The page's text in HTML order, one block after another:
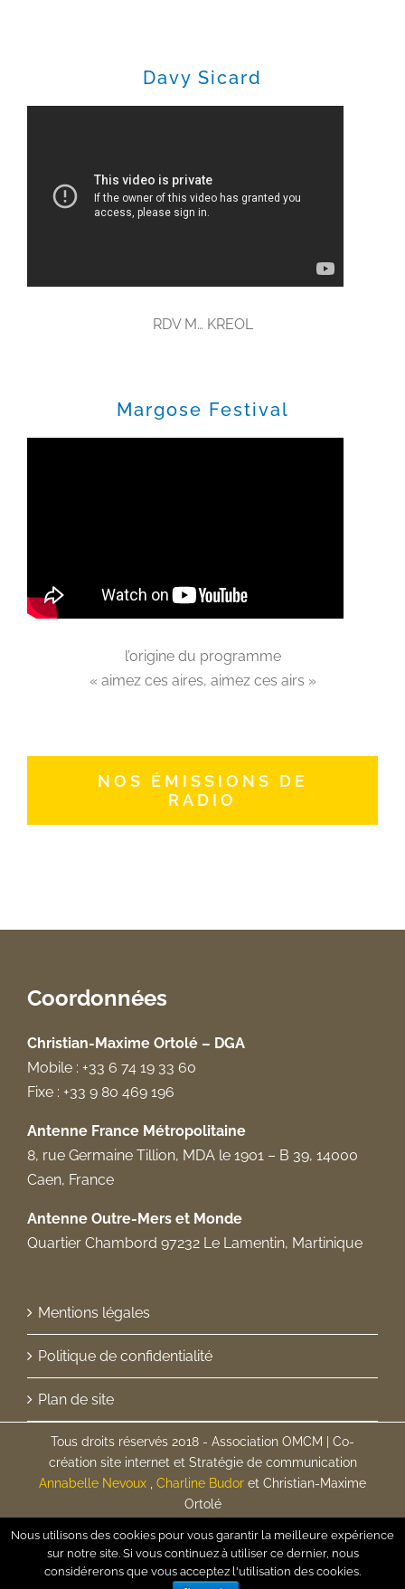
Davy Sicard
RDV M… KREOL
Margose Festival
l’origine du programme
« aimez ces aires, aimez ces airs »
NOS ÉMISSIONS DE
RADIO
Coordonnées
Christian-Maxime Ortolé – DGA
Mobile : +33 6 74 19 33 60
Fixe : +33 9 80 469 196
Antenne France Métropolitaine
8, rue Germaine Tillion, MDA le 1901 – B 39, 14000
Caen, France
Antenne Outre-Mers et Monde
Quartier Chambord 97232 Le Lamentin, Martinique
Mentions légales
Politique de confidentialité
Plan de site
Tous droits réservés 2018 - Association OMCM | Co-
création site internet et Stratégie de communication
Annabelle Nevoux
Charline Budor et Christian-Maxime
Ortolé
Facebook
Nous utilisons des cookies pour vous garantir la meilleure expérience
sur notre site. Si vous continuez à utiliser ce dernier, nous
considérerons que vous acceptez l'utilisation des cookies.